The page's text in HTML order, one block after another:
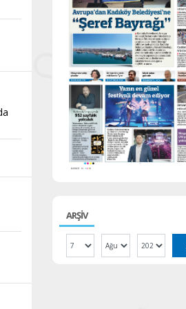
ARŞİV